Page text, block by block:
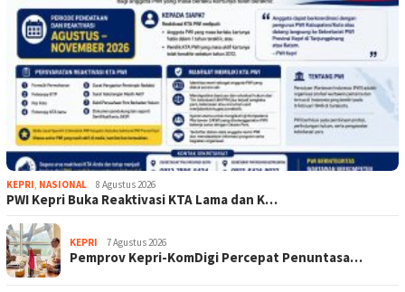
KEPRI NASIONAL 8 Agustus 2026
PWI Kepri Buka Reaktivasi KTA Lama dan K…
KEPRI 7 Agustus 2026
Pemprov Kepri-KomDigi Percepat Penuntasa…